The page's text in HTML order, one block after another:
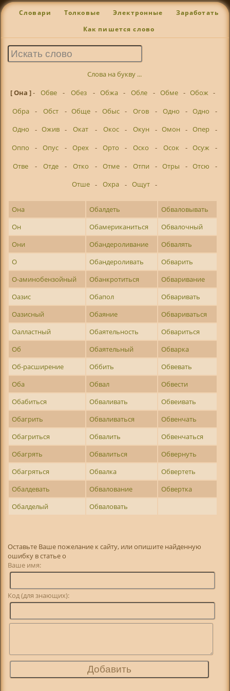
Словари Толковые Электронные Заработать
Как пишется слово
Слова на букву ...
[ Она ]- Обве - Обез - Обжа - Обле - Обме - Обож -
Обра
- Обст - Обще - Обыс - Огов - Одно - Одно
-
Одно
- Ожив - Окат - Окос - Окун - Омон - Опер
-
Оппо
- Опус - Орех - Орто - Оско - Осок - Осуж
-
Отве
- Отде - Отко - Отме - Отпи - Отры - Отсю
-
Отше - Охра - Ощут -
Она Обалдеть
Обваловывать
Он
Обамериканиться
Обвалочный
Они
Обандероливание
Обвалять
О
Обандероливать
Обварить
О-аминобензойный
Обанкротиться
Обваривание
Оазис
Обапол
Обваривать
Оазисный
Обаяние
Обвариваться
Оалластный
Обаятельность
Обвариться
Об
Обаятельный
Обварка
Об-расширение
Оббить
Обвевать
Оба
Обвал
Обвести
Обабиться
Обваливать
Обвеивать
Обагрить
Обваливаться
Обвенчать
Обагриться
Обвалить
Обвенчаться
Обагрять
Обвалиться
Обвернуть
Обагряться
Обвалка
Обвертеть
Обалдевать
Обвалование
Обвертка
Обалделый
Обваловать
Оставьте Ваше пожелание к сайту, или опишите найденную
ошибку в статье о
Ваше имя:
Код (для знающих):